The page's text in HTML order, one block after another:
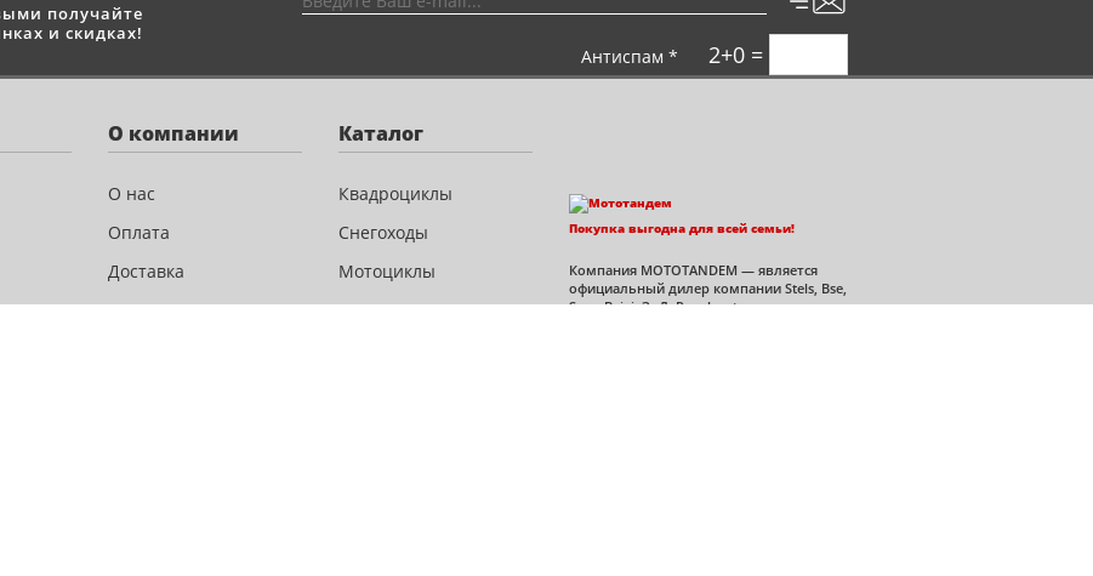
получайте
и скидках!
Антиспам * 2+0 =
О компании
О нас
Оплата
Доставка
Новости и акции
Каталог
Квадроциклы
Снегоходы
Мотоциклы
Скутеры
Покупка выгодна для всей семьи!
Компания MOTOTANDEM — является
официальный дилер компании Stels, Bse,
Sym, Bajaj, ЗиД, Regulmoto во